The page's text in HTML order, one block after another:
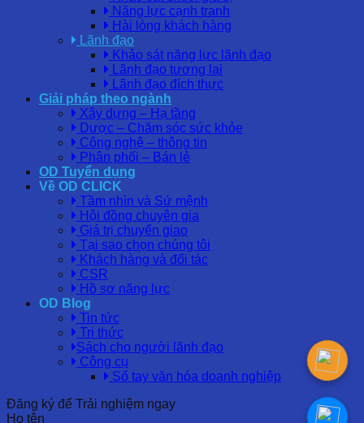
Năng lực cạnh tranh
Hài lòng khách hàng
Lãnh đạo
Khảo sát năng lực lãnh đạo
Lãnh đạo tương lai
Lãnh đạo đích thực
Giải pháp theo ngành
Xây dựng – Hạ tầng
Dược – Chăm sóc sức khỏe
Công nghệ – thông tin
Phân phối – Bán lẻ
OD Tuyển dụng
Về OD CLICK
Tầm nhìn và Sứ mệnh
Hội đồng chuyên gia
Giá trị chuyển giao
Tại sao chọn chúng tôi
Khách hàng và đối tác
CSR
Hồ sơ năng lực
OD Blog
Tin tức
Tri thức
Sách cho người lãnh đạo
Công cụ
Sổ tay văn hóa doanh nghiệp
Đăng ký để Trải nghiệm ngay
Họ tên